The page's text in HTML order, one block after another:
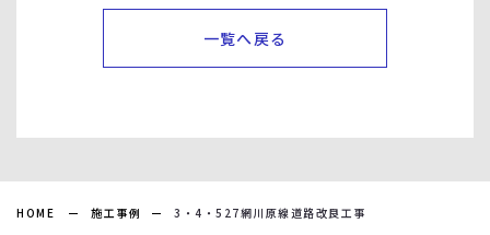
一覧へ戻る
HOME 施工事例 3・4・527網川原線道路改良工事